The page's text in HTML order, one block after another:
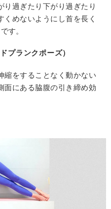
り過ぎたり下がり過ぎたり
くめないようにし首を長く
す。
プランクポーズ）
縮をすることなく動かない
面にある脇腹の引き締め効